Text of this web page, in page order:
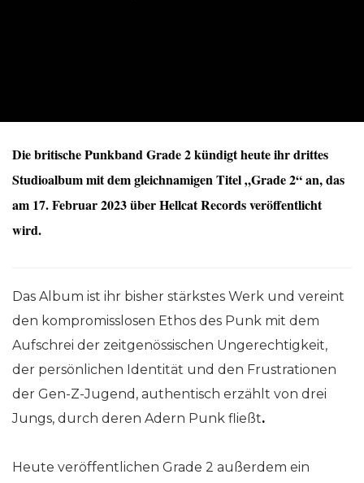
Die britische Punkband Grade 2 kündigt heute ihr drittes
Studioalbum mit dem gleichnamigen Titel „Grade 2“ an, das
am 17. Februar 2023 über Hellcat Records veröffentlicht
wird.
Das Album ist ihr bisher stärkstes Werk und vereint
den kompromisslosen Ethos des Punk mit dem
Aufschrei der zeitgenössischen Ungerechtigkeit,
der persönlichen Identität und den Frustrationen
der Gen-Z-Jugend, authentisch erzählt von drei
Jungs, durch deren Adern Punk fließt.
Heute veröffentlichen Grade 2 außerdem ein